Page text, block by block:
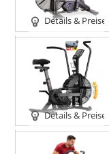
Details & Preise
Details & Preise